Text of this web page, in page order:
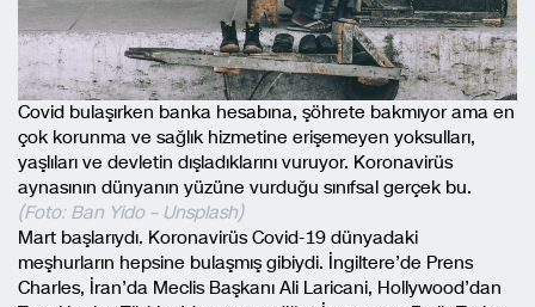
Covid bulaşırken banka hesabına, şöhrete bakmıyor ama en
çok korunma ve sağlık hizmetine erişemeyen yoksulları,
yaşlıları ve devletin dışladıklarını vuruyor. Koronavirüs
aynasının dünyanın yüzüne vurduğu sınıfsal gerçek bu.
(Foto: Ban Yido – Unsplash)
Mart başlarıydı. Koronavirüs Covid-19 dünyadaki
meşhurların hepsine bulaşmış gibiydi. İngiltere’de Prens
Charles, İran’da Meclis Başkanı Ali Laricani, Hollywood’dan